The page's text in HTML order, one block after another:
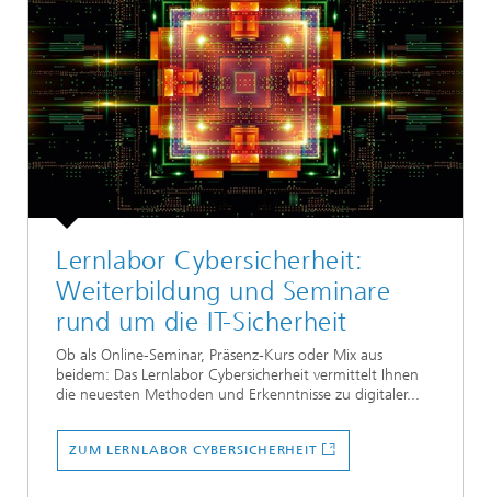
Lernlabor Cybersicherheit:
Weiterbildung und Seminare
rund um die IT-Sicherheit
Ob als Online-Seminar, Präsenz-Kurs oder Mix aus
beidem: Das Lernlabor Cybersicherheit vermittelt Ihnen
die neuesten Methoden und Erkenntnisse zu digitaler...
ZUM LERNLABOR CYBERSICHERHEIT